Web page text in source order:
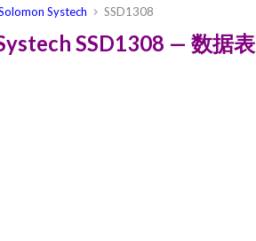
Systech SSD1308
SSD1308 — 数据表